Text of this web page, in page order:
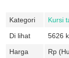
Kategori Kursi
Di lihat
5626
Harga
Rp